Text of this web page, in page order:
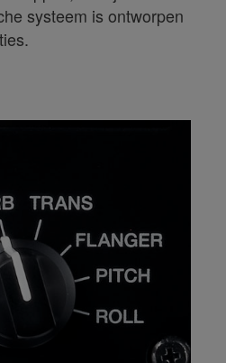
systeem is ontworpen